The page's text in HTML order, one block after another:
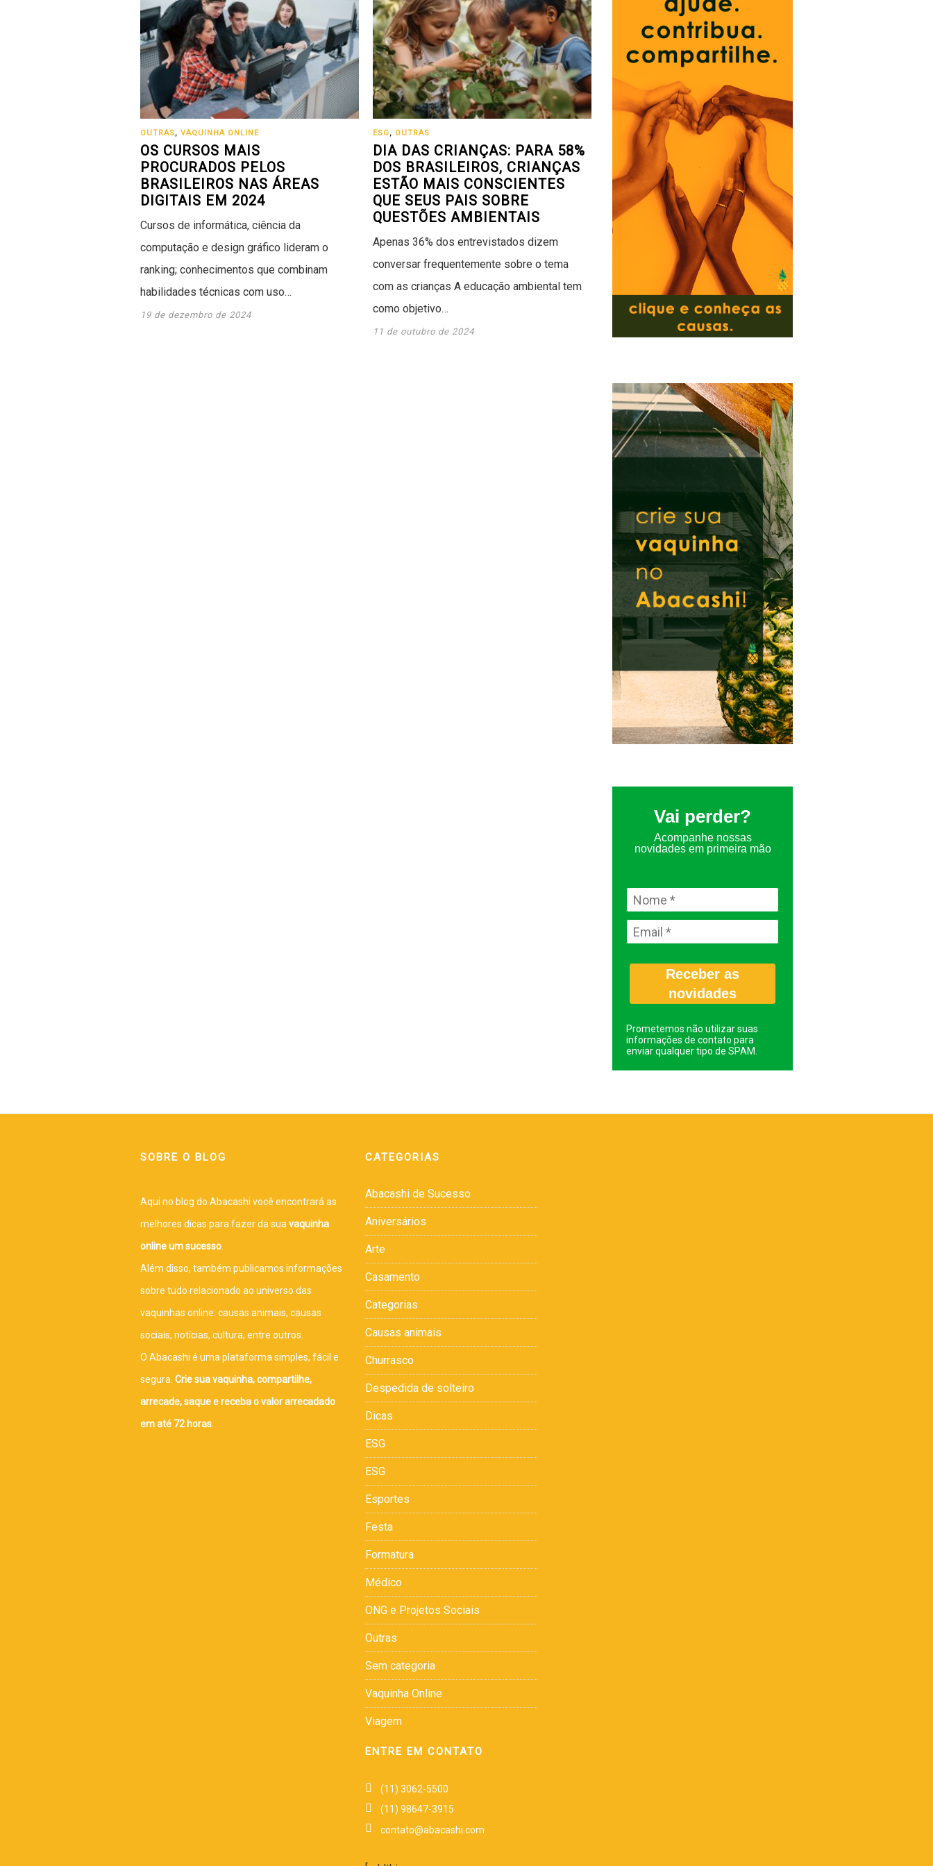
OUTRAS, VAQUINHA ONLINE
OS CURSOS MAIS
PROCURADOS PELOS
BRASILEIROS NAS ÁREAS
DIGITAIS EM 2024
Cursos de informática, ciência da
computação e design gráfico lideram o
ranking; conhecimentos que combinam
habilidades técnicas com uso…
19 de dezembro de 2024
ESG, OUTRAS
DIA DAS CRIANÇAS: PARA 58%
DOS BRASILEIROS, CRIANÇAS
ESTÃO MAIS CONSCIENTES
QUE SEUS PAIS SOBRE
QUESTÕES AMBIENTAIS
Apenas 36% dos entrevistados dizem
conversar frequentemente sobre o tema
com as crianças A educação ambiental tem
como objetivo…
11 de outubro de 2024
Vai perder?
Acompanhe nossas
novidades em primeira mão
Receber as
novidades
Prometemos não utilizar suas
informações de contato para
enviar qualquer tipo de SPAM.
SOBRE O BLOG
Aqui no blog do Abacashi você encontrará as
melhores dicas para fazer da sua vaquinha
online um sucesso
Além disso, também publicamos informações
sobre tudo relacionado ao universo das
vaquinhas online: causas animais, causas
sociais, notícias, cultura, entre outros.
O Abacashi é uma plataforma simples, fácil e
segura. Crie sua vaquinha, compartilhe,
arrecade, saque e receba o valor arrecadado
em até 72 horas
CATEGORIAS
Abacashi de Sucesso
Aniversários
Arte
Casamento
Categorias
Causas animais
Churrasco
Despedida de solteiro
Dicas
ESG
ESG
Esportes
Festa
Formatura
Médico
ONG e Projetos Sociais
Outras
Sem categoria
Vaquinha Online
Viagem
ENTRE EM CONTATO
(11) 3062-5500
(11) 98647-3915
contato@abacashi.com